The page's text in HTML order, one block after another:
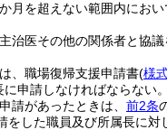
月を超えない範囲内にお
治医その他の関係者と協議
、職場復帰支援申請書(様
申請しなければならない。
請があったときは、 前2条
をした職員及び所属長に対